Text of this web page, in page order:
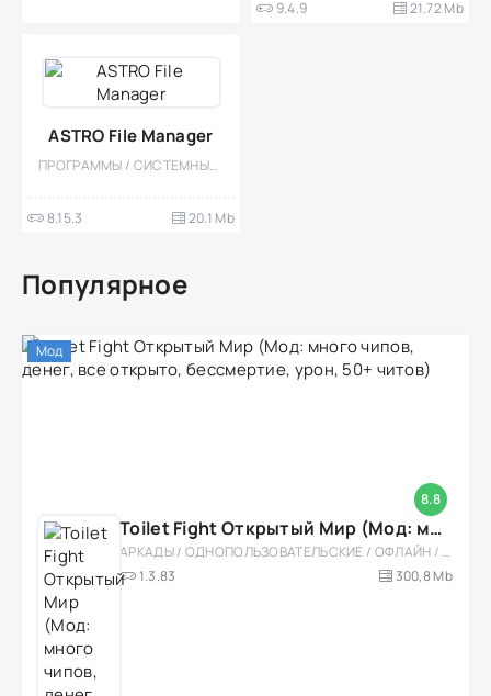
9.4.9 21.72 Mb
ASTRO File Manager
ПРОГРАММЫ / СИСТЕМНЫЕ / ФАЙЛОВЫЕ МЕНЕДЖЕРЫ
8.15.3 20.1 Mb
Популярное
8.8
Мод
Toilet Fight Открытый Мир (Мод: много чипов, денег, все открыто, бессмертие, урон, 50+ читов)
АРКАДЫ / ОДНОПОЛЬЗОВАТЕЛЬСКИЕ / ОФЛАЙН / МОД / РОЛЕВЫЕ / ШУТЕРЫ / ОТКРЫТЫЙ МИР / ВСТРОЕННЫЙ КЕШ / 3D / ЭКШЕНЫ / ТУАЛЕТНЫЕ ВОЙНЫ / ДЛЯ ДЕТЕЙ
1.3.83
300,8 Mb